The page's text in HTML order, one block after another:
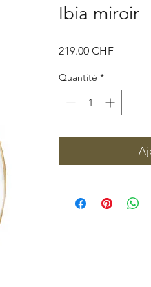
Ibia miroir
219.00 CHFPrix
Quantité *